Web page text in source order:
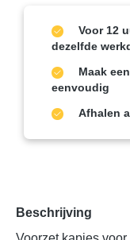
Voor 12
dezelfde
Maak
eenvoudig
Afhalen
Beschrijving